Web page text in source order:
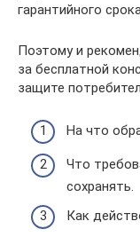
гарантийного срока.
Поэтому и
за бесплатной
защите
На что
Что
сохранять.
Как